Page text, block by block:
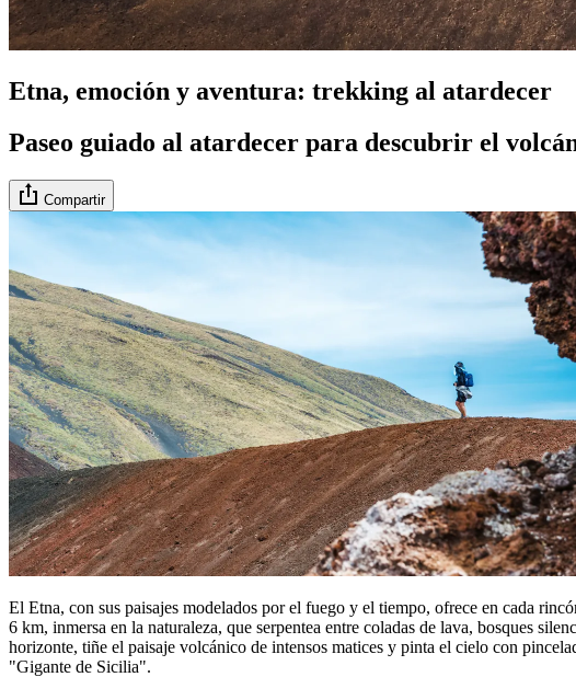
Etna, emoción y aventura: trekking al atardecer
Paseo guiado al atardecer para descubrir el
Compartir
El Etna, con sus paisajes modelados por el fuego y el tiempo, ofrece en cada
6 km, inmersa en la naturaleza, que serpentea entre coladas de lava, bosques
horizonte, tiñe el paisaje volcánico de intensos matices y pinta el cielo con
"Gigante de Sicilia".